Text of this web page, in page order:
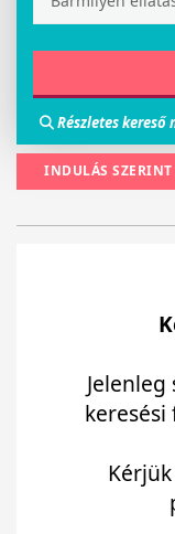
Részletes kereső
INDULÁS SZERINT